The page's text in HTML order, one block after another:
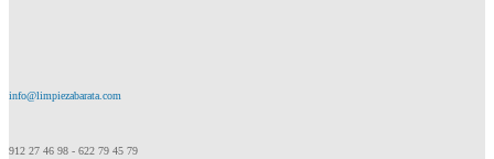
info@limpiezabarata.com
912 27 46 98 - 622 79 45 79